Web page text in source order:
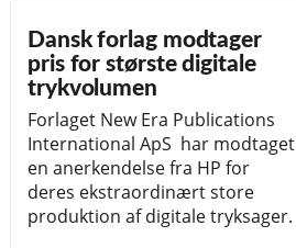
Dansk forlag modtager
pris for største digitale
trykvolumen
Forlaget New Era Publications
International ApS har modtaget
en anerkendelse fra HP for
deres ekstraordinært store
produktion af digitale tryksager.